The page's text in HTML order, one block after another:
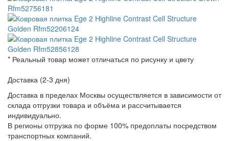
* Реальный товар может отличаться по рисунку и цвету
Доставка (2-3 дня)
Доставка в пределах Москвы осуществляется в зависимости от
склада отгрузки товара и объёма и рассчитывается
индивидуально.
В регионы отгрузка по форме 100% предоплаты посредством
транспортных компаний.